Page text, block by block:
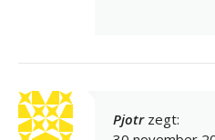
Pjotr zegt: